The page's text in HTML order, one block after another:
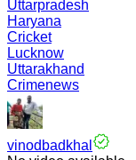
Uttarpradesh
Haryana
Cricket
Lucknow
Uttarakhand
Crimenews
vinodbadkhal